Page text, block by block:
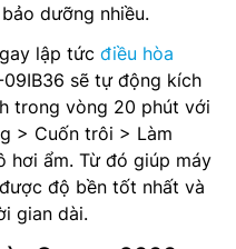
dưỡng nhiều.
lập tức điều hòa
09IB36 sẽ tự động kích
trong vòng 20 phút với
> Cuốn trôi > Làm
hơi ẩm. Từ đó giúp máy
độ bền tốt nhất và
gian dài.